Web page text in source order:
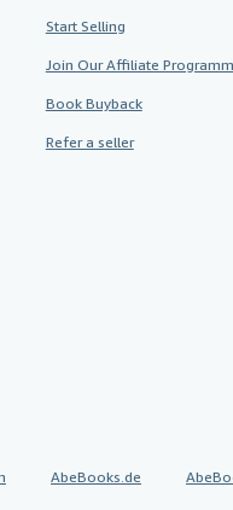
Start Selling
Join Our Affiliate
Book Buyback
Refer a seller
AbeBooks.de